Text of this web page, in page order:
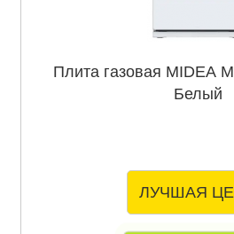
Плита газовая MIDEA
Белый
ЛУЧШАЯ